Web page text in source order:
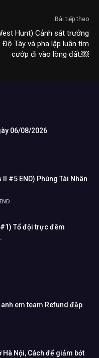
Bài tiếp theo
Hunt) Cảnh sát trưởng
Độ Tày và pha lập luận tìm
cướp đi vào lòng đất.￼
06/08/2026
#5 END) Phùng Tài Nhân
Tổ đội trực đêm
em team Refund đập
Hà Nội, Cách để giảm bớt